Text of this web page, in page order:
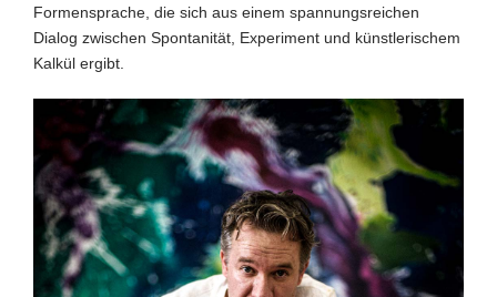
Formensprache, die sich aus einem spannungsreichen
Dialog zwischen Spontanität, Experiment und künstlerischem
Kalkül ergibt.